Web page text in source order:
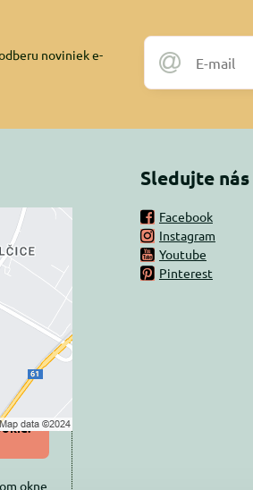
noviniek e-
je
obsah?
-
okne
Sledujte nás
Facebook
Instagram
Youtube
Pinterest